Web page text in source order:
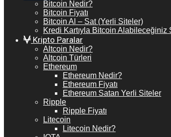
Bitcoin Nedir?
Bitcoin Fiyatı
Bitcoin Al – Sat (Yerli Siteler)
Kredi Kartıyla Bitcoin Alabileceğiniz
Kripto Paralar
Altcoin Nedir?
Altcoin Türleri
Ethereum
Ethereum Nedir?
Ethereum Fiyatı
Ethereum Satan Yerli Siteler
Ripple
Ripple Fiyatı
Litecoin
Litecoin Nedir?